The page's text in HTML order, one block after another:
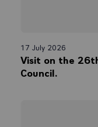
17 July 2026
Visit on the
Council.